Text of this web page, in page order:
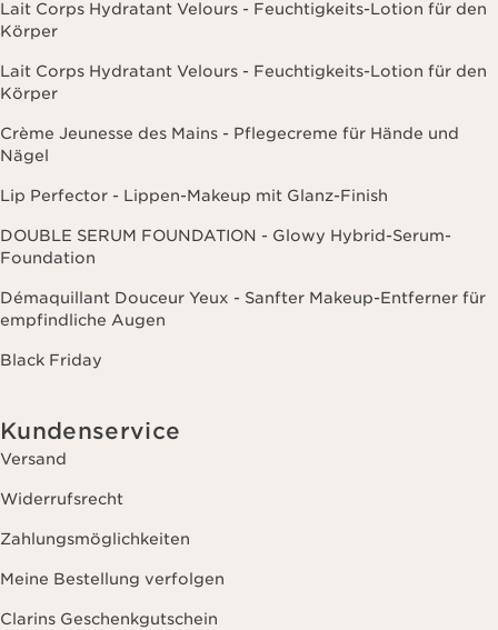
Lait Corps Hydratant Velours - Feuchtigkeits-Lotion für den
Körper
Lait Corps Hydratant Velours - Feuchtigkeits-Lotion für den
Körper
Crème Jeunesse des Mains - Pflegecreme für Hände und
Nägel
Lip Perfector - Lippen-Makeup mit Glanz-Finish
DOUBLE SERUM FOUNDATION - Glowy Hybrid-Serum-
Foundation
Démaquillant Douceur Yeux - Sanfter Makeup-Entferner für
empfindliche Augen
Black Friday
Kundenservice
Versand
Widerrufsrecht
Zahlungsmöglichkeiten
Meine Bestellung verfolgen
Clarins Geschenkgutschein